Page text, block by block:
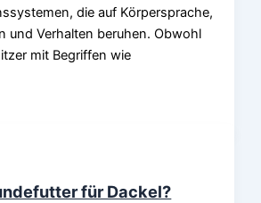
die auf Körpersprache,
und Verhalten beruhen. Obwohl
mit Begriffen wie
für Dackel?